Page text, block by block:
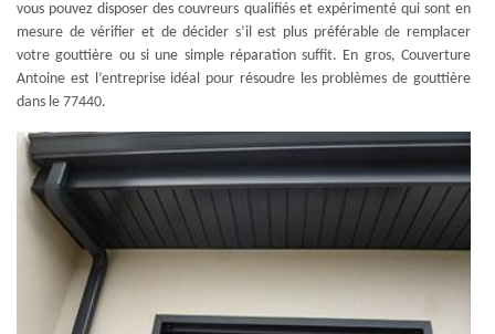
vous pouvez disposer des couvreurs qualifiés et expérimenté qui sont en
mesure de vérifier et de décider s’il est plus préférable de remplacer
votre gouttière ou si une simple réparation suffit. En gros, Couverture
Antoine est l’entreprise idéal pour résoudre les problèmes de gouttière
dans le 77440.